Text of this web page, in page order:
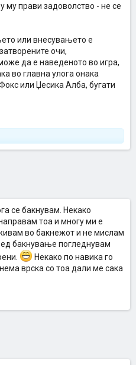
му прави задоволство - не се
или внесувањето е
очи,
да е наведеното во игра,
во главна улога онака
или Џесика Алба, бугати
се бакнувам. Некако
тоа и многу ми е
во бакнежот и не мислам
бакнување погледнувам
Некако по навика го
врска со тоа дали ме сака